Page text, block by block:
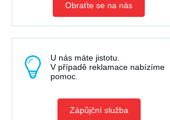
Obraťte se na nás
U nás máte jistotu.
V případě reklamace nabízíme
pomoc.
Zápůjční služba